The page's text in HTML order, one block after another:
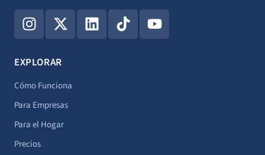
I
n
s
t
g
r
a
m
X
-
t
w
t
t
e
r
L
i
n
T
i
k
Y
o
u
EXPLORAR
Cómo Funciona
Para Empresas
Para el Hogar
Precios